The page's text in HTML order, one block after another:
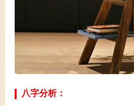
八字分析：